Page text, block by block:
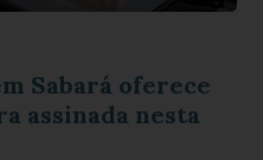
Sabará oferece
assinada nesta